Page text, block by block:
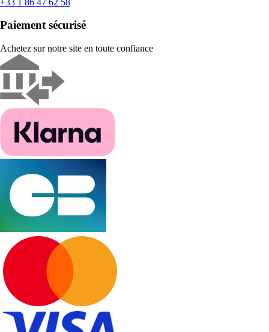
Paiement sécurisé
Achetez sur notre site en toute confiance